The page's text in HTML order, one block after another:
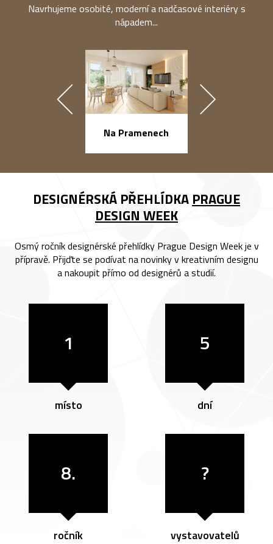
Navrhujeme osobité, moderní a nadčasové interiéry s
nápadem...
Na Pramenech
DESIGNÉRSKÁ PŘEHLÍDKA PRAGUE
DESIGN WEEK
Osmý ročník designérské přehlídky Prague Design Week je v
přípravě. Přijďte se podívat na novinky v kreativním designu
a nakoupit přímo od designérů a studií.
1
místo
5
dní
8.
ročník
?
vystavovatelů